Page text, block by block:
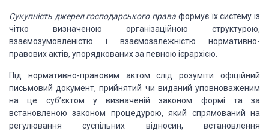
Сукупність джерел господарського права формує їх систему із
чітко визначеною організаційною структурою,
взаємозумовленістю і взаємозалежністю нормативно-
правових актів, упорядкованихза певною ієрархією.
Під нормативно-правовим актом слід розуміти офіційний
письмовий документ, прийнятий чи виданий уповноваженим
на це суб’єктом у визначеній законом формі та за
встановленою законом процедурою, який спрямований на
регулювання суспільних відносин, встановлення